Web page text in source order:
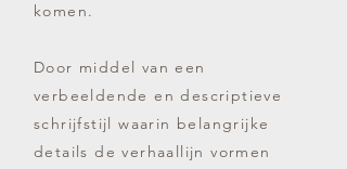
komen.
Door middel van een
verbeeldende en descriptieve
schrijfstijl waarin belangrijke
details de verhaallijn vormen